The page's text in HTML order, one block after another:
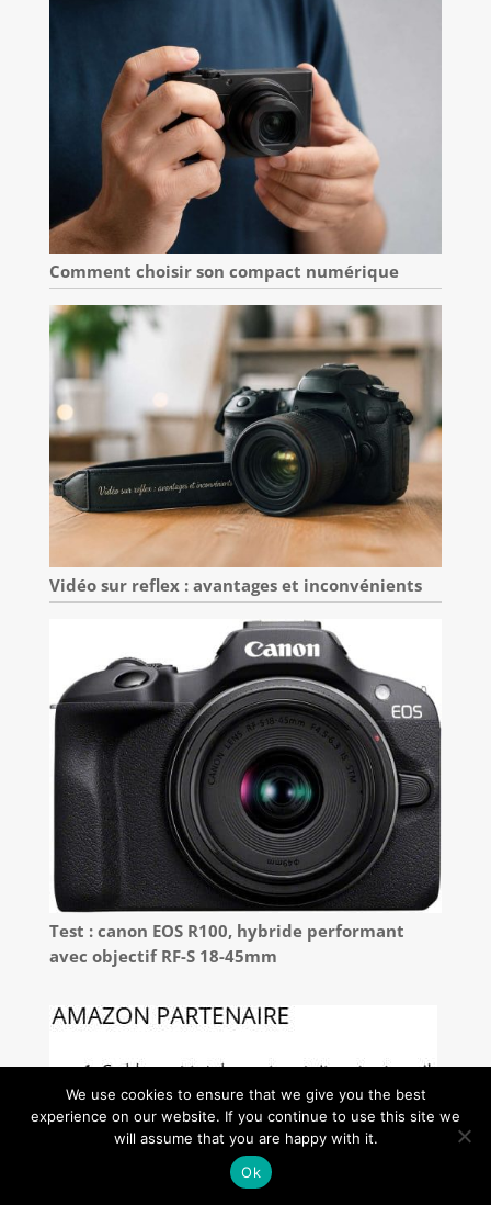
Comment choisir son compact numérique
Vidéo sur reflex : avantages et inconvénients
Test : canon EOS R100, hybride performant
avec objectif RF-S 18-45mm
We use cookies to ensure that we give you the best
experience on our website. If you continue to use this site we
will assume that you are happy with it.
Ok